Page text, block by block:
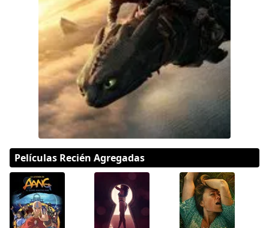
Peacock
Películas Recién Agregadas